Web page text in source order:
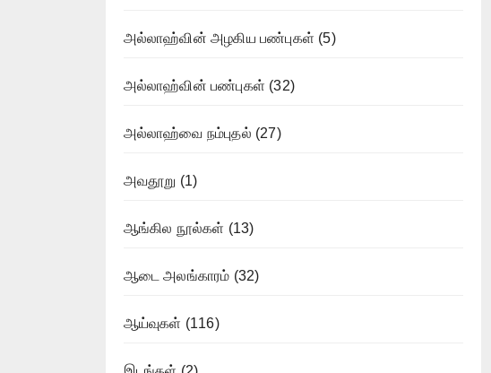
அல்லாஹ்வின் அழகிய பண்புகள் (5)
அல்லாஹ்வின் பண்புகள் (32)
அல்லாஹ்வை நம்புதல் (27)
அவதூறு (1)
ஆங்கில நூல்கள் (13)
ஆடை அலங்காரம் (32)
ஆய்வுகள் (116)